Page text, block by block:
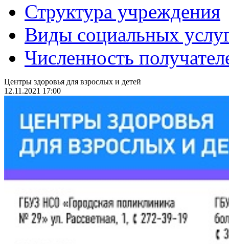
Структура учреждения
Виды социальных
Численность
Центры здоровья для взрослых и детей
12.11.2021 17:00